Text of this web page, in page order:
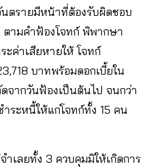
นตรายมีหน้าที่ต้องรับผิดชอบ
ตามคำฟ้องโจทก์ พิพากษา
ะค่าเสียหายให้ โจทก์
บาทพร้อมดอกเบี้ยใน
จากวันฟ้องเป็นต้นไป จนกว่า
ระหนี้ให้แก่โจทก์ทั้ง 15 คน
เลยทั้ง 3 ควบคุมมิให้เกิดการ